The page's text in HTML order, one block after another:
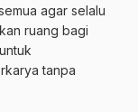
agar selalu
ruang bagi
tanpa